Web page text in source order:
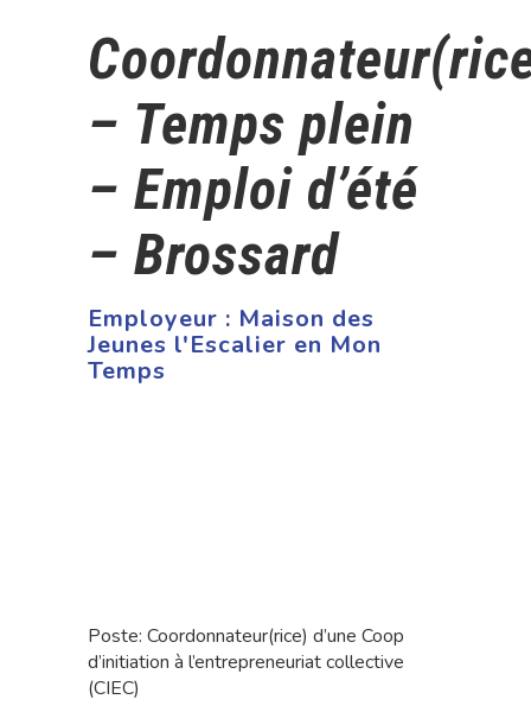
– Temps plein
– Emploi d’été
– Brossard
Employeur : Maison des
Jeunes l'Escalier en Mon
Temps
Poste: Coordonnateur(rice) d’une Coop
d’initiation à l’entrepreneuriat collective
(CIEC)